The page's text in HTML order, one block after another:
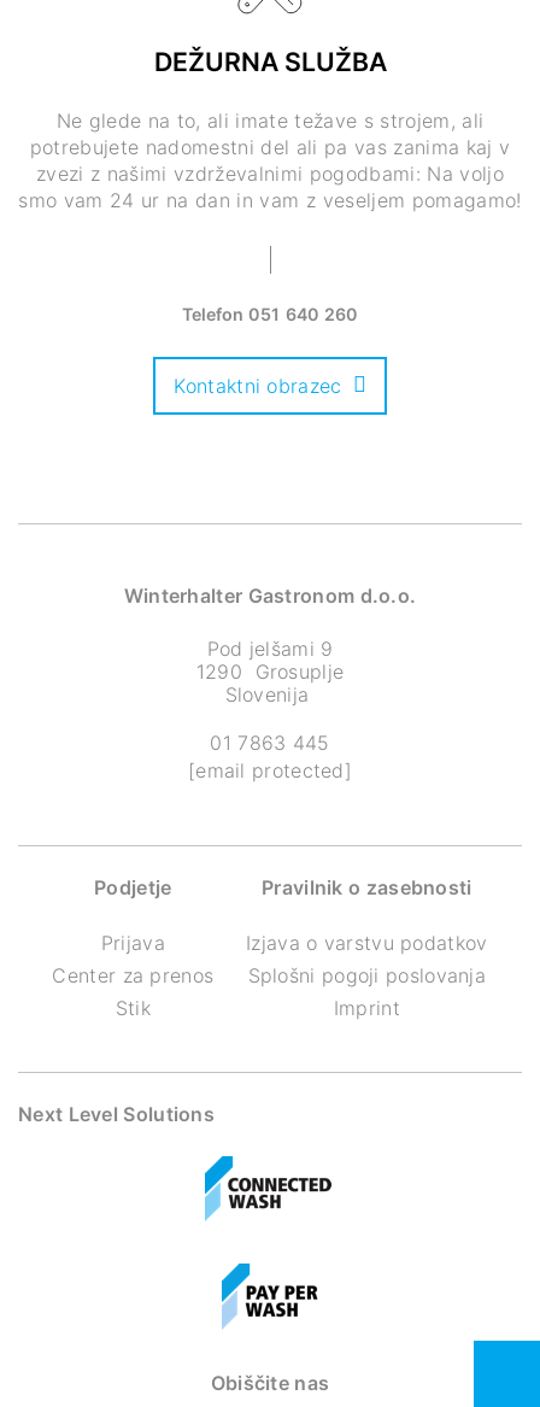
DEŽURNA SLUŽBA
Ne glede na to, ali imate težave s strojem, ali
potrebujete nadomestni del ali pa vas zanima kaj v
zvezi z našimi vzdrževalnimi pogodbami: Na voljo
smo vam 24 ur na dan in vam z veseljem pomagamo!
Telefon051 640 260
Kontaktni obrazec
Winterhalter Gastronom d.o.o.
Pod jelšami 9
1290 Grosuplje
Slovenija
01 7863 445
[email protected]
Podjetje
Prijava
Center za prenos
Stik
Pravilnik o zasebnosti
Izjava o varstvu podatkov
Splošni pogoji poslovanja
Imprint
Next Level Solutions
Obiščite nas